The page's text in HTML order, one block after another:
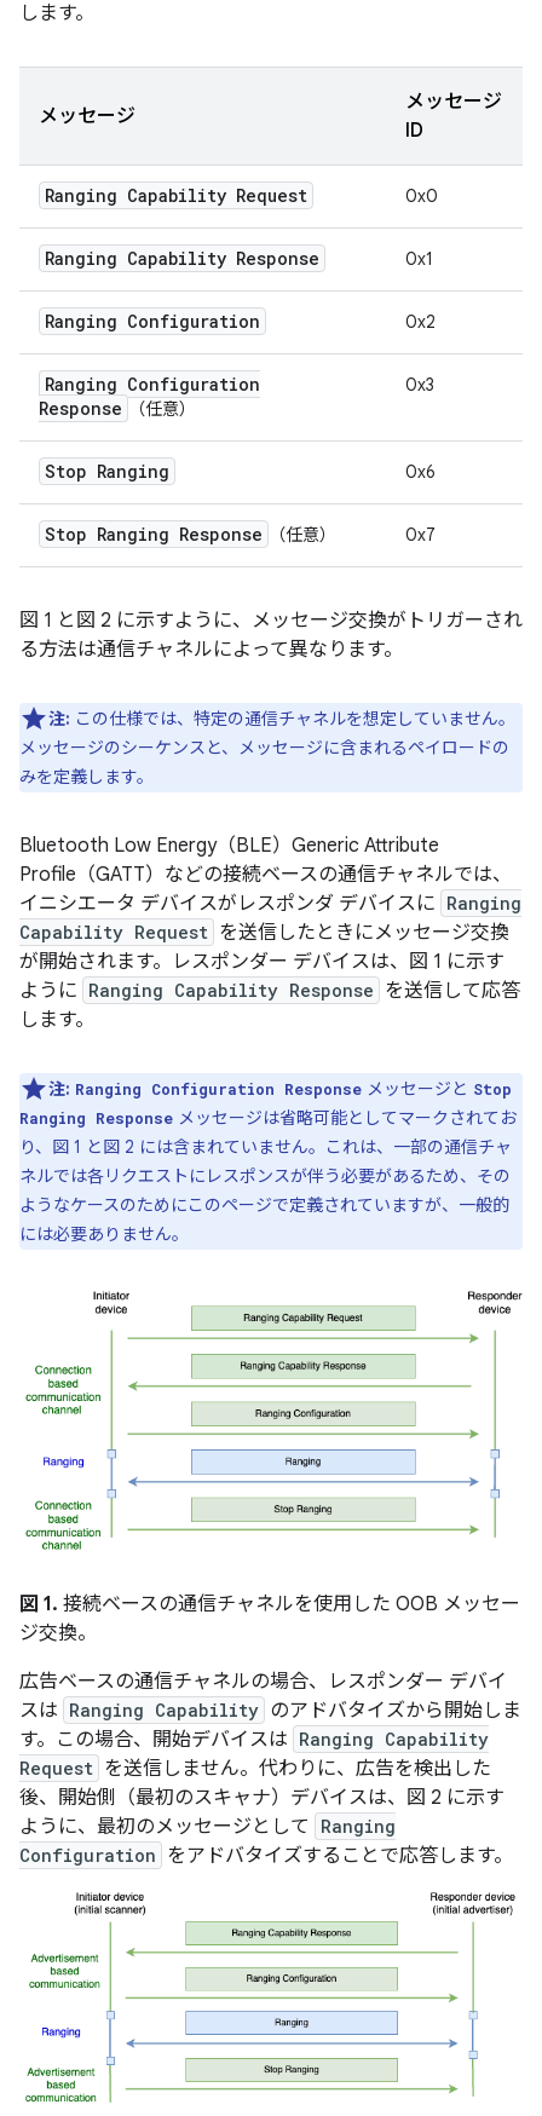
します。
メッセージ
メッセージ
ID
Ranging Capability Request 0x0
Ranging Capability Response 0x1
Ranging Configuration 0x2
Ranging Configuration
Response
（任意）
0x3
Stop Ranging 0x6
Stop Ranging Response （任意） 0x7
図 1 と図 2 に示すように、メッセージ交換がトリガーされ
る方法は通信チャネルによって異なります。
注: この仕様では、特定の通信チャネルを想定していません。
メッセージのシーケンスと、メッセージに含まれるペイロードの
みを定義します。
Bluetooth Low Energy（BLE）Generic Attribute
Profile（GATT）などの接続ベースの通信チャネルでは、
イニシエータ デバイスがレスポンダ デバイスに Ranging
Capability Request を送信したときにメッセージ交換
が開始されます。レスポンダー デバイスは、図 1 に示す
ように Ranging Capability Response を送信して応答
します。
注: Ranging Configuration Response メッセージと Stop
Ranging Response メッセージは省略可能としてマークされてお
り、図 1 と図 2 には含まれていません。これは、一部の通信チャ
ネルでは各リクエストにレスポンスが伴う必要があるため、その
ようなケースのためにこのページで定義されていますが、一般的
には必要ありません。
図 1. 接続ベースの通信チャネルを使用した OOB メッセー
ジ交換。
広告ベースの通信チャネルの場合、レスポンダー デバイ
スは Ranging Capability のアドバタイズから開始しま
す。この場合、開始デバイスは Ranging Capability
Request を送信しません。代わりに、広告を検出した
後、開始側（最初のスキャナ）デバイスは、図 2 に示す
ように、最初のメッセージとして
Ranging
Configuration をアドバタイズすることで応答します。